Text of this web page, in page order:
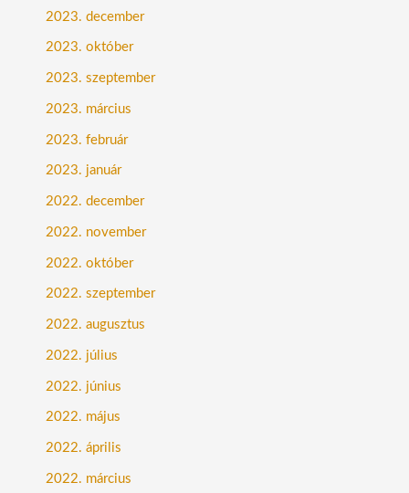
2023. december
2023. október
2023. szeptember
2023. március
2023. február
2023. január
2022. december
2022. november
2022. október
2022. szeptember
2022. augusztus
2022. július
2022. június
2022. május
2022. április
2022. március